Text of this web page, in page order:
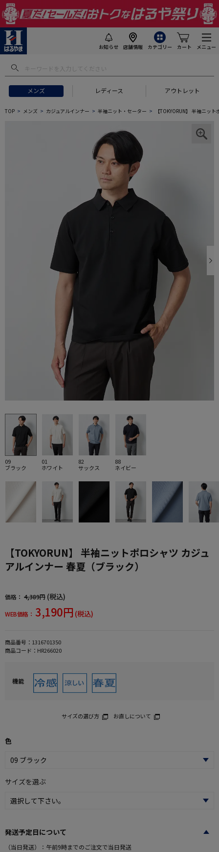
お知らせ 店舗情報 カテゴリー カート メニュー
メンズ レディース アウトレット
TOP メンズ カジュアルインナー 半袖ニット・セーター 【TOKYORUN】 半袖ニッ
09
ブラック
01
ホワイト
82
サックス
88
ネイビー
【TOKYORUN】 半袖ニットポロシャツ カジュ
アルインナー 春夏（ブラック）
価格： 4,389円 (税込)
WEB価格： 3,190円 (税込)
商品番号： 1316701350
商品コード： HR266020
機能
サイズの選び方 お直しについて
色
サイズを選ぶ
発送予定日について
（当日発送）：午前9時までのご注文で当日発送